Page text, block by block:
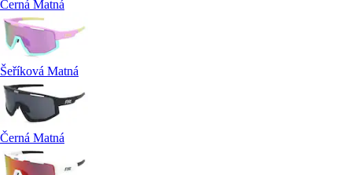
Černá Matná
Šeříková Matná
Černá Matná